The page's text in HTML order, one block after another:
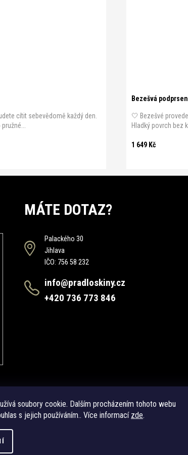
soubory cookie. Dalším procházením tohoto webu
s jejich používáním.. Více informací zde.
cítit sebevědomě každý den.
Bezešvá
1 649 Kč
🤍 Bezešvé
Hladký povrch bez
MÁTE DOTAZ?
Palackého 30
Jihlava
IČO: 756 58 232
info@pradloskiny.cz
+420 736 773 846
Upravit nastavení cookies